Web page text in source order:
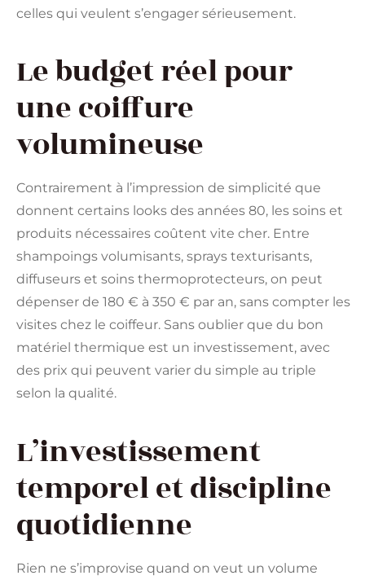
celles qui veulent s’engager sérieusement.
Le budget réel pour
une coiffure
volumineuse
Contrairement à l’impression de simplicité que
donnent certains looks des années 80, les soins et
produits nécessaires coûtent vite cher. Entre
shampoings volumisants, sprays texturisants,
diffuseurs et soins thermoprotecteurs, on peut
dépenser de 180 € à 350 € par an, sans compter les
visites chez le coiffeur. Sans oublier que du bon
matériel thermique est un investissement, avec
des prix qui peuvent varier du simple au triple
selon la qualité.
L’investissement
temporel et discipline
quotidienne
Rien ne s’improvise quand on veut un volume